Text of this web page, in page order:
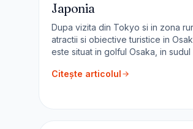
Japonia
Dupa vizita din Tokyo si in zona
atractii si obiective turistice in
este situat in golful Osaka, in sudul
de locuitori, zona metropolitană
Citește articolul